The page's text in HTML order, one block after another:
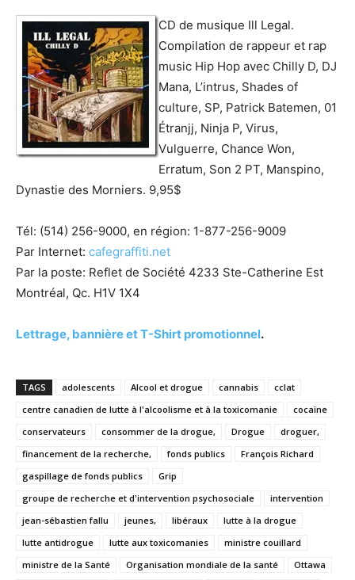
CD de musique Ill Legal.
Compilation de rappeur et rap
music Hip Hop avec Chilly D, DJ
Mana, L’intrus, Shades of
culture, SP, Patrick Batemen, 01
Étranjj, Ninja P, Virus,
Vulguerre, Chance Won,
Erratum, Son 2 PT, Manspino,
Dynastie des Morniers. 9,95$
Tél: (514) 256-9000, en région: 1-877-256-9009
Par Internet: cafegraffiti.net
Par la poste: Reflet de Société 4233 Ste-Catherine Est
Montréal, Qc. H1V 1X4
Lettrage, bannière et T-Shirt promotionnel.
TAGS adolescents Alcool et drogue cannabis
cclat
centre canadien de lutte à l'alcoolisme et à la toxicomanie
cocaïne
conservateurs
consommer de la drogue, Drogue
droguer,
financement de la recherche,
fonds publics
François Richard
gaspillage de fonds publics
Grip
groupe de recherche et d'intervention psychosociale
intervention
jean-sébastien fallu
jeunes, libéraux
lutte à la drogue
lutte antidrogue
lutte aux toxicomanies
ministre couillard
ministre de la Santé
Organisation mondiale de la santé Ottawa